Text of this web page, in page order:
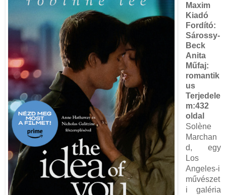
Maxim
Kiadó
Fordító:
Sárossy-
Beck
Anita
Műfaj:
romantik
us
Terjedele
m:432
oldal
Solène ​
Marchan
d, egy
Los
Angeles-i
művészet
i galéria